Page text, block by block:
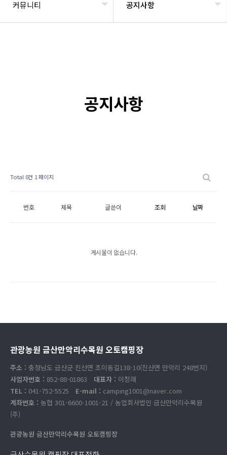
커뮤니티 공지사항
공지사항
Total 0건 1 페이지
번호 제목 글쓴이 조회 날짜
게시물이 없습니다.
관광농원 금산만악리수목원 오토캠핑장
주소 : 충청남도 금산군 진산면 초미동길138-10(진산면 만악리 248번지)
사업자번호 : 852-88-01863 대표자 : 이창래
TEL : 041-752-5525 E-mail : camping1001@naver.com
계좌번호 : 농협 301-6600-1001-21 / 농업회사법인 금산만악리수목원
(주)
관광농원 금산만악리수목원 오토캠핑장